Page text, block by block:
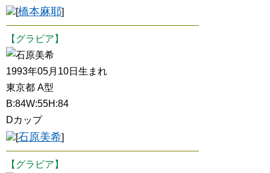
[橋本麻耶]
【グラビア】
石原美希
1993年05月10日生まれ
東京都 A型
B:84W:55H:84
Dカップ
[石原美希]
【グラビア】